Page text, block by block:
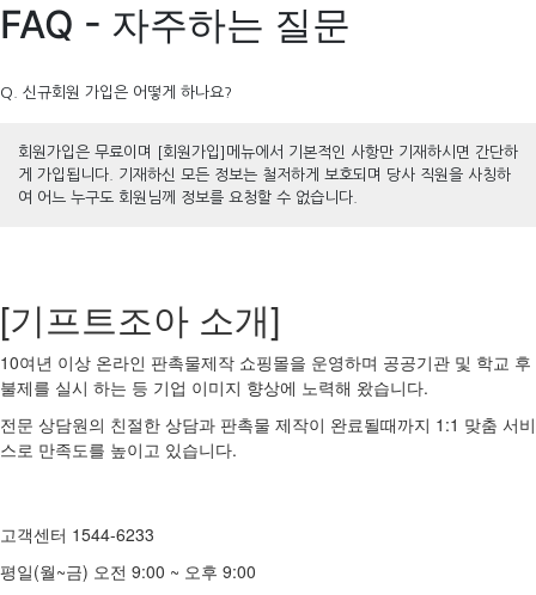
FAQ - 자주하는 질문
Q. 신규회원 가입은 어떻게 하나요?
회원가입은 무료이며 [회원가입]메뉴에서 기본적인 사항만 기재하시면 간단하
게 가입됩니다. 기재하신 모든 정보는 철저하게 보호되며 당사 직원을 사칭하
여 어느 누구도 회원님께 정보를 요청할 수 없습니다.
[기프트조아 소개]
10여년 이상 온라인 판촉물제작 쇼핑몰을 운영하며 공공기관 및 학교 후
불제를 실시 하는 등 기업 이미지 향상에 노력해 왔습니다.
전문 상담원의 친절한 상담과 판촉물 제작이 완료될때까지 1:1 맞춤 서비
스로 만족도를 높이고 있습니다.
고객센터 1544-6233
평일(월~금) 오전 9:00 ~ 오후 9:00